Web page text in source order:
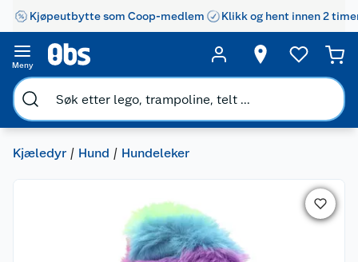
Kjøpeutbytte som Coop-medlem Klikk og hent innen 2
Meny
Kjæledyr Hund Hundeleker